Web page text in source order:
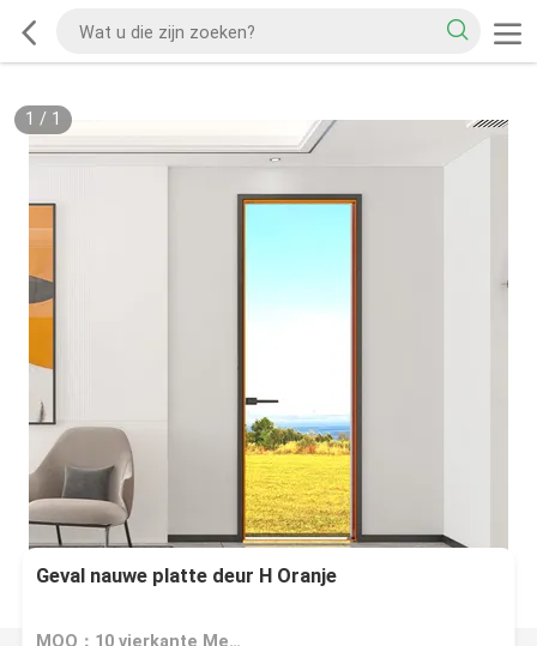
1 / 1
Geval nauwe platte deur H Oranje
MOQ：10 vierkante Meters